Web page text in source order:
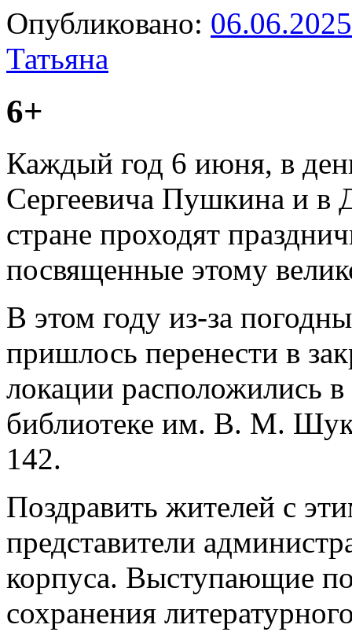
Опубликовано: 06.06.2025
Татьяна
6+
Каждый год 6 июня, в
Сергеевича Пушкина и в
стране проходят
посвященные этому
В этом году из-за
пришлось перенести в
локации расположились
библиотеке им. В. М.
142.
Поздравить жителей с
представители
корпуса. Выступающие
сохранения